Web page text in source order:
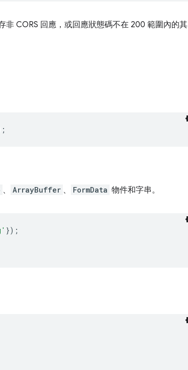
非 CORS 回應，或回應狀態碼不在 200 範圍內的其
、 ArrayBuffer 、 FormData 物件和字串。
});